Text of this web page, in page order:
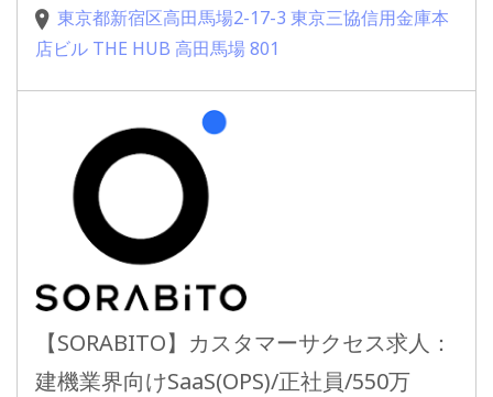
東京都新宿区高田馬場2-17-3 東京三協信用金庫本
店ビル THE HUB 高田馬場 801
【SORABITO】カスタマーサクセス求人：
建機業界向けSaaS(OPS)/正社員/550万